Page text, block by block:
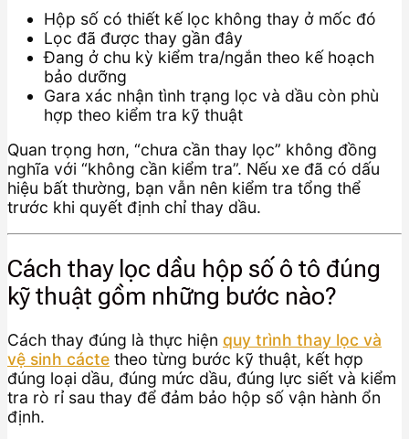
Hộp số có thiết kế lọc không thay ở mốc đó
Lọc đã được thay gần đây
Đang ở chu kỳ kiểm tra/ngắn theo kế hoạch
bảo dưỡng
Gara xác nhận tình trạng lọc và dầu còn phù
hợp theo kiểm tra kỹ thuật
Quan trọng hơn, “chưa cần thay lọc” không đồng
nghĩa với “không cần kiểm tra”. Nếu xe đã có dấu
hiệu bất thường, bạn vẫn nên kiểm tra tổng thể
trước khi quyết định chỉ thay dầu.
Cách thay lọc dầu hộp số ô tô đúng
kỹ thuật gồm những bước nào?
Cách thay đúng là thực hiện quy trình thay lọc và
vệ sinh cácte theo từng bước kỹ thuật, kết hợp
đúng loại dầu, đúng mức dầu, đúng lực siết và kiểm
tra rò rỉ sau thay để đảm bảo hộp số vận hành ổn
định.